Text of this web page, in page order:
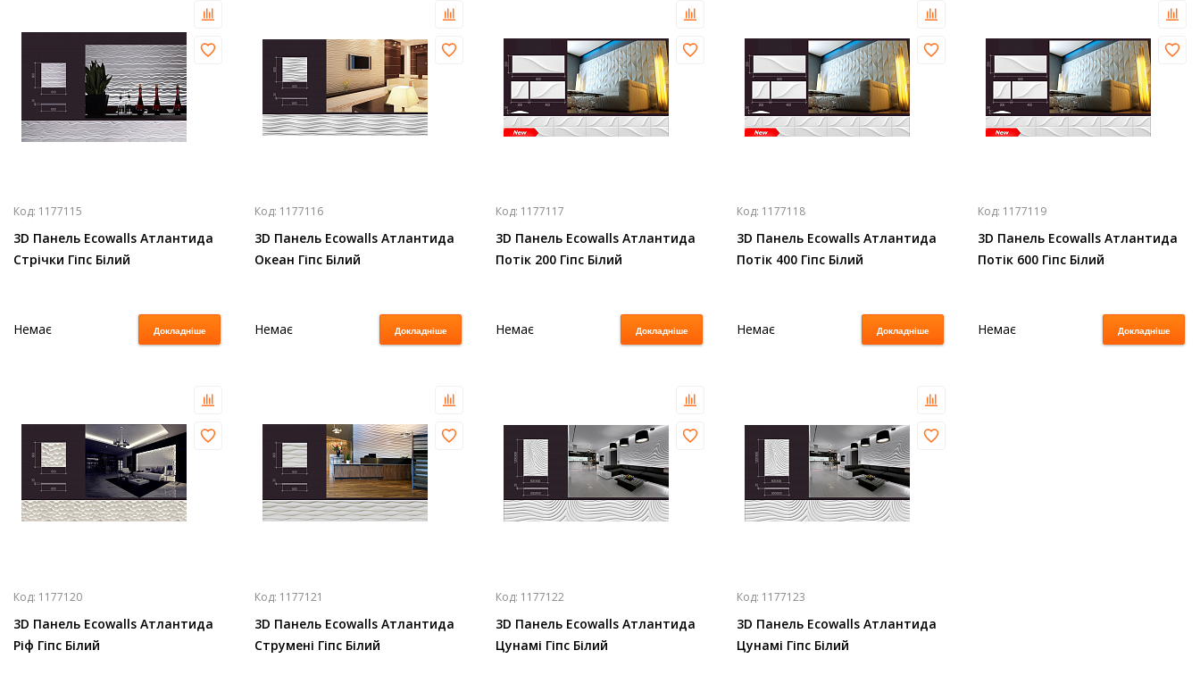
Код: 1177115
3D Панель Ecowalls Атлантида
Стрічки Гіпс Білий
Немає Докладніше
Код: 1177116
3D Панель Ecowalls Атлантида
Океан Гіпс Білий
Немає Докладніше
Код: 1177117
3D Панель Ecowalls Атлантида
Потік 200 Гіпс Білий
Немає Докладніше
Код: 1177118
3D Панель Ecowalls Атлантида
Потік 400 Гіпс Білий
Немає Докладніше
Код: 1177119
3D Панель Ecowalls Атлантида
Потік 600 Гіпс Білий
Немає Докладніше
Код: 1177120
3D Панель Ecowalls Атлантида
Ріф Гіпс Білий
Код: 1177121
3D Панель Ecowalls Атлантида
Струмені Гіпс Білий
Код: 1177122
3D Панель Ecowalls Атлантида
Цунамі Гіпс Білий
Код: 1177123
3D Панель Ecowalls Атлантида
Цунамі Гіпс Білий